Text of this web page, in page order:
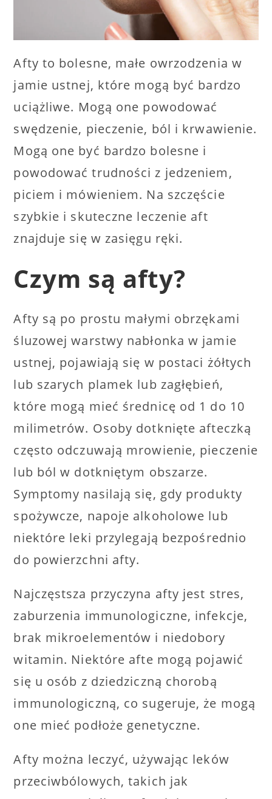
Afty to bolesne, małe owrzodzenia w
jamie ustnej, które mogą być bardzo
uciążliwe. Mogą one powodować
swędzenie, pieczenie, ból i krwawienie.
Mogą one być bardzo bolesne i
powodować trudności z jedzeniem,
piciem i mówieniem. Na szczęście
szybkie i skuteczne leczenie aft
znajduje się w zasięgu ręki.
Czym są afty?
Afty są po prostu małymi obrzękami
śluzowej warstwy nabłonka w jamie
ustnej, pojawiają się w postaci żółtych
lub szarych plamek lub zagłębień,
które mogą mieć średnicę od 1 do 10
milimetrów. Osoby dotknięte afteczką
często odczuwają mrowienie, pieczenie
lub ból w dotkniętym obszarze.
Symptomy nasilają się, gdy produkty
spożywcze, napoje alkoholowe lub
niektóre leki przylegają bezpośrednio
do powierzchni afty.
Najczęstsza przyczyna afty jest stres,
zaburzenia immunologiczne, infekcje,
brak mikroelementów i niedobory
witamin. Niektóre afte mogą pojawić
się u osób z dziedziczną chorobą
immunologiczną, co sugeruje, że mogą
one mieć podłoże genetyczne.
Afty można leczyć, używając leków
przeciwbólowych, takich jak